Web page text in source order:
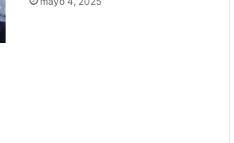
bots rumbo a 2027